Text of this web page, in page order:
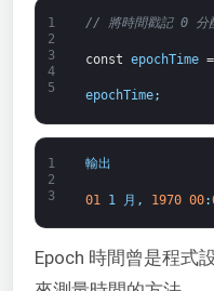
1
2
3
4
5
// 將時間戳記 0 分
const epochTime =
epochTime;
1
2
3
輸出
01 1 月 , 1970 00:
Epoch 時間曾是程式